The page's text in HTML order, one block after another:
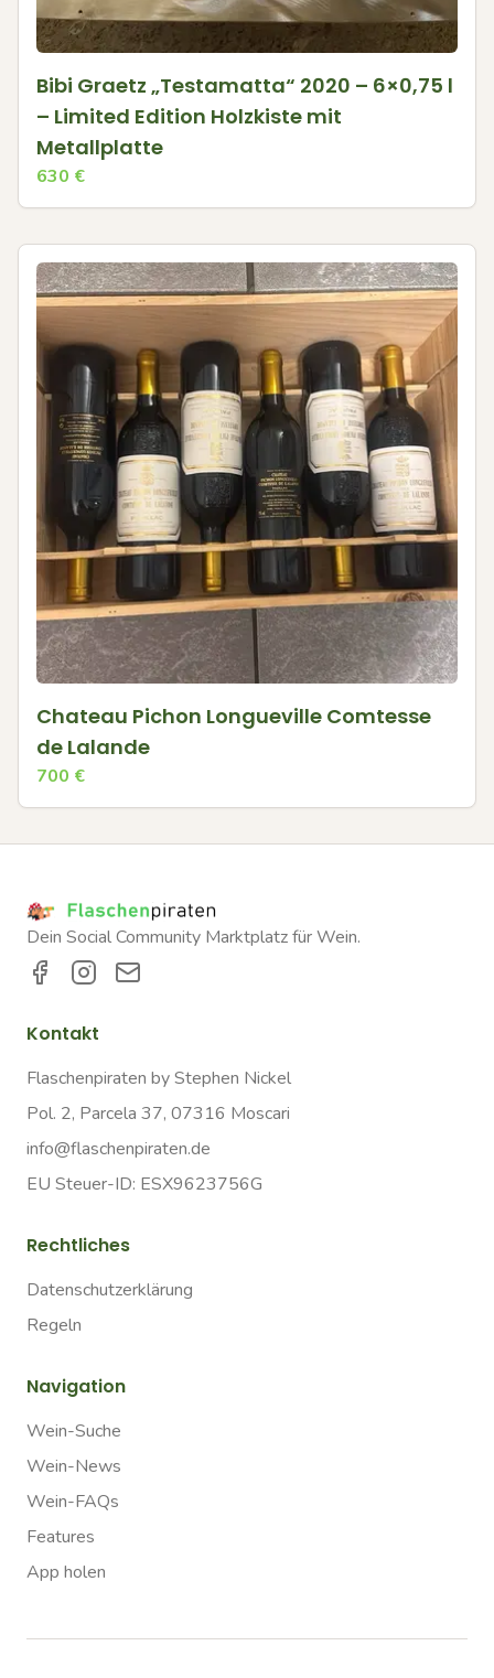
Bibi Graetz „Testamatta“ 2020 – 6×0,75 l
– Limited Edition Holzkiste mit
Metallplatte
630 €
Chateau Pichon Longueville Comtesse
de Lalande
700 €
Dein Social Community Marktplatz für Wein.
Kontakt
Flaschenpiraten by Stephen Nickel
Pol. 2, Parcela 37, 07316 Moscari
info@flaschenpiraten.de
EU Steuer-ID: ESX9623756G
Rechtliches
Datenschutzerklärung
Regeln
Navigation
Wein-Suche
Wein-News
Wein-FAQs
Features
App holen